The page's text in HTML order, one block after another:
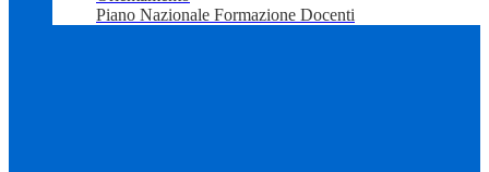
Piano Nazionale Formazione Docenti